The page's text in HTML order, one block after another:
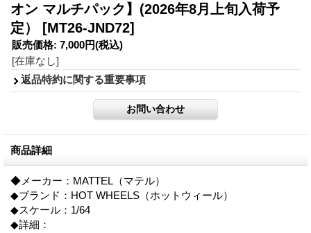
オン マルチパック】(2026年8月上旬入荷予
定） [MT26-JND72]
販売価格: 7,000円(税込)
[在庫なし]
返品特約に関する重要事項
商品詳細
◆メーカー：MATTEL（マテル）
◆ブランド：HOT WHEELS（ホットウィール）
◆スケール：1/64
◆詳細：